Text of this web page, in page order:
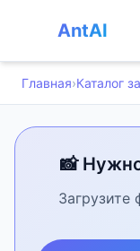
AntAI
Главная›Каталог
📸